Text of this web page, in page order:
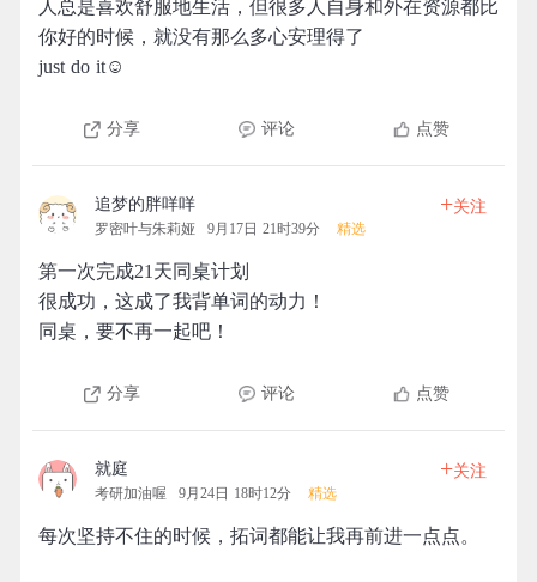
人总是喜欢舒服地生活，但很多人自身和外在资源都比
你好的时候，就没有那么多心安理得了
just do it☺
分享 评论 点赞
追梦的胖咩咩
罗密叶与朱莉娅 9月17日 21时39分 精选
+关注
第一次完成21天同桌计划
很成功，这成了我背单词的动力！
同桌，要不再一起吧！
分享 评论 点赞
就庭
考研加油喔 9月24日 18时12分 精选
+关注
每次坚持不住的时候，拓词都能让我再前进一点点。